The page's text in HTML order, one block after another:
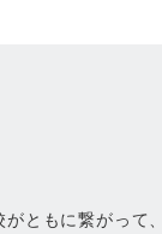
ともに繋がって、